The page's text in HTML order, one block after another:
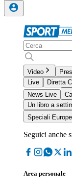
Video
Live
Diretta
News Live
Un libro a
Speciali
Seguici anche
Area personale